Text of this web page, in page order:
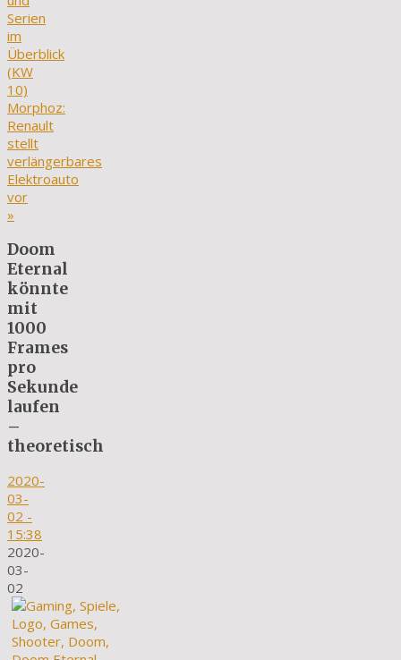
Serien
im
Überblick
(KW
10)
Morphoz:
Renault
stellt
verlängerbares
Elektroauto
vor
»
Doom
Eternal
könnte
mit
1000
Frames
pro
Sekunde
laufen
–
theoretisch
2020-
03-
02 -
15:38
2020-
03-
02